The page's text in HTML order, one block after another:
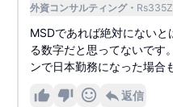
外資コンサルティング Rs335Z
MSDであれば絶対にない
る数字だと思ってないです
ンで日本勤務になった場合
返信